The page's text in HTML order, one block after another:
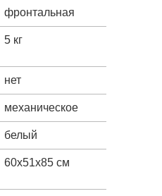
фронтальная
5 кг
нет
механическое
белый
60x51x85 см